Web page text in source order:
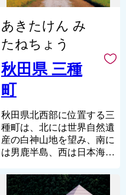
あきたけん み
たねちょう
秋田県 三種
町
秋田県北西部に位置する三
種町は、北には世界自然遺
産の白神山地を望み、南に
は男鹿半島、西は日本海に